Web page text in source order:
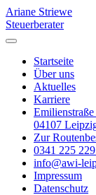
Ariane Striewe
Steuerberater
Startseite
Über uns
Aktuelles
Karriere
04107
Zur
0341 225
info@awi-
Impressum
Datenschutz